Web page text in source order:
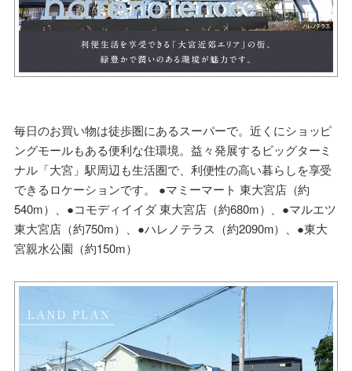
毎日のお買い物は徒歩圏にあるスーパーで。近くにショッピ
ングモールもある便利な住環境。益々発展するビッグターミ
ナル「大宮」駅周辺も生活圏で、利便性の高い暮らしを享受
できるロケーションです。 ●マミーマート 東大宮店（約
540m）、●コモディイイダ 東大宮店（約680m）、●マルエツ
東大宮店（約750m）、●ハレノテラス（約2090m）、●東大
宮親水公園（約150m）